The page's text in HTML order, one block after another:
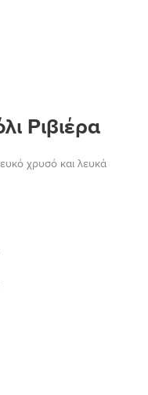
Ριβιέρα
χρυσό και λευκά